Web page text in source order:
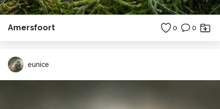
Amersfoort 0 0
eunice